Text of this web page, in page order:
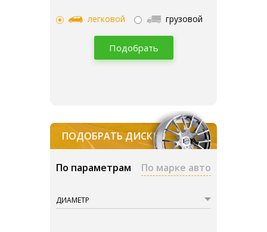
легковой грузовой
Подобрать
ПОДОБРАТЬ ДИСКИ
По параметрам По марке авто
ДИАМЕТР